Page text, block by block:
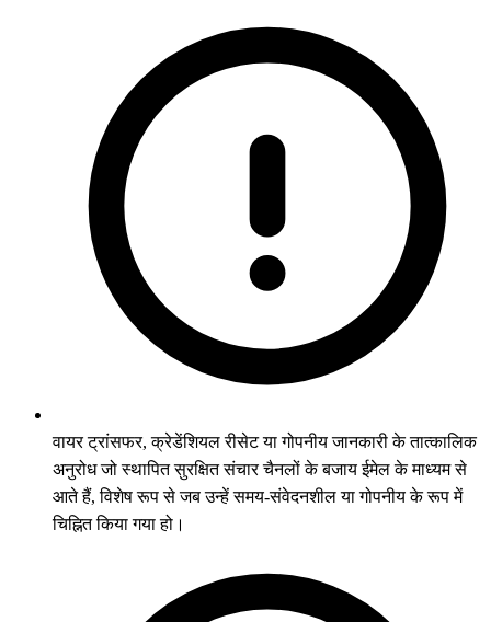
वायर ट्रांसफर, क्रेडेंशियल रीसेट या गोपनीय जानकारी के तात्कालिक
अनुरोध जो स्थापित सुरक्षित संचार चैनलों के बजाय ईमेल के माध्यम से
आते हैं, विशेष रूप से जब उन्हें समय-संवेदनशील या गोपनीय के रूप में
चिह्नित किया गया हो।